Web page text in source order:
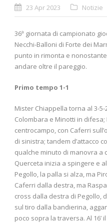
23 Apr 2023 Notizie
36ª giornata di campionato
Necchi-Balloni di Forte dei
punto in rimonta e
andare oltre il pareggio.
Primo tempo 1-1
Mister Chiappella torna al 3-
Colombara e Minotti in
centrocampo, con Caferri
di sinistra; tandem d’attacco
qualche minuto di manovra a
Querceta inizia a spingere e
Pegollo, la palla si alza, ma
Caferri dalla destra, ma
cross dalla destra di Pegollo,
sul tiro dalla bandierina,
poco sopra la traversa. Al